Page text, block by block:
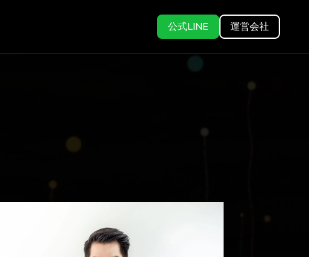
公式LINE 運営会社